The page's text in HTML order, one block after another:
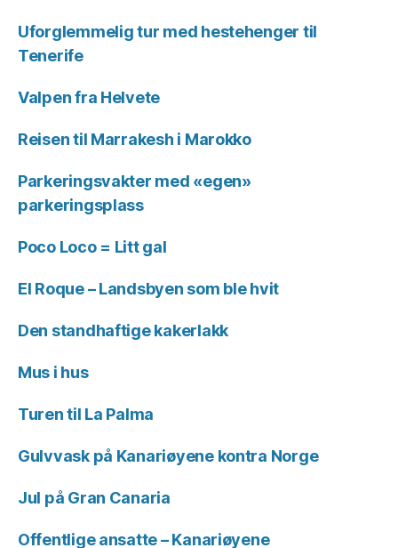
Uforglemmelig tur med hestehenger til
Tenerife
Valpen fra Helvete
Reisen til Marrakesh i Marokko
Parkeringsvakter med «egen»
parkeringsplass
Poco Loco = Litt gal
El Roque – Landsbyen som ble hvit
Den standhaftige kakerlakk
Mus i hus
Turen til La Palma
Gulvvask på Kanariøyene kontra Norge
Jul på Gran Canaria
Offentlige ansatte – Kanariøyene